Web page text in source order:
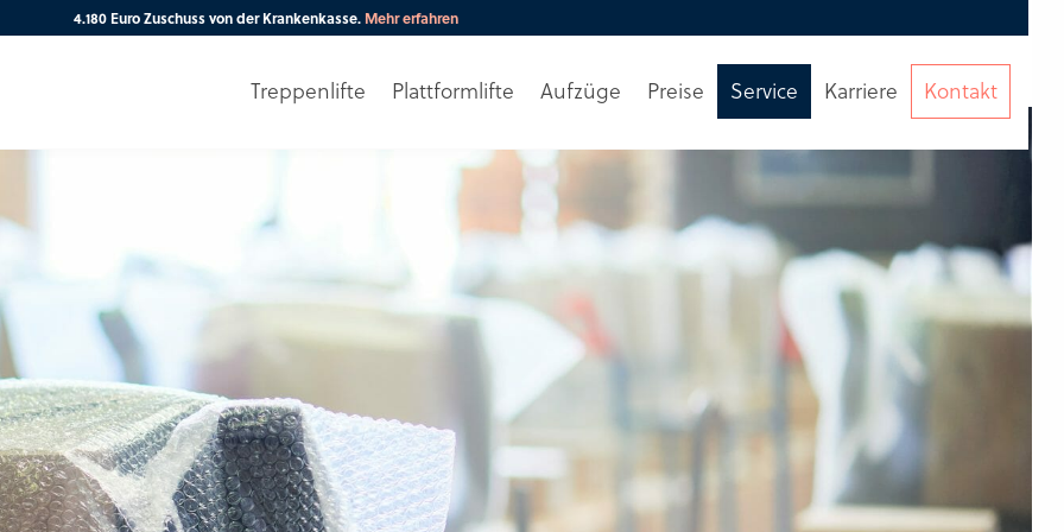
4.180 Euro Zuschuss von der Krankenkasse. Mehr erfahren
Treppenlifte Plattformlifte Aufzüge Preise Service Karriere Kontakt
Ihre PLZ Beratunganfordern